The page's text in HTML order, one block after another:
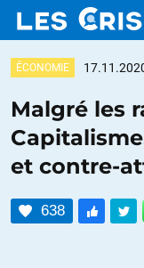
DOSSIERS
CATÉGORIES
ÉCONOMIE
Malgré les
et contre-
638